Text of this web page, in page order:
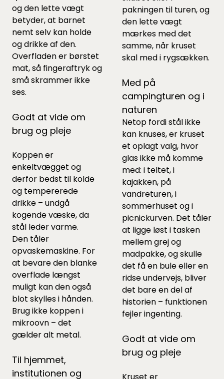
og den lette vægt
betyder, at barnet
nemt selv kan holde
og drikke af den.
Overfladen er børstet
mat, så fingeraftryk og
små skrammer ikke
ses.
Godt at vide om
brug og pleje
Koppen er
enkeltvægget og
derfor bedst til kolde
og tempererede
drikke – undgå
kogende væske, da
stål leder varme.
Den tåler
opvaskemaskine. For
at bevare den blanke
overflade længst
muligt kan den også
blot skylles i hånden.
Brug ikke koppen i
mikroovn – det
gælder alt metal.
Til hjemmet,
institutionen og
pakningen til turen, og
den lette vægt
mærkes med det
samme, når kruset
skal med i rygsækken.
Med på
campingturen og i
naturen
Netop fordi stål ikke
kan knuses, er kruset
et oplagt valg, hvor
glas ikke må komme
med: i teltet, i
kajakken, på
vandreturen, i
sommerhuset og i
picnickurven. Det tåler
at ligge løst i tasken
mellem grej og
madpakke, og skulle
det få en bule eller en
ridse undervejs, bliver
det bare en del af
historien – funktionen
fejler ingenting.
Godt at vide om
brug og pleje